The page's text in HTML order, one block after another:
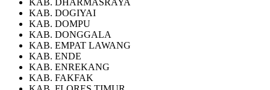
KAB. DOGIYAI
KAB. DOMPU
KAB. DONGGALA
KAB. EMPAT LAWANG
KAB. ENDE
KAB. ENREKANG
KAB. FAKFAK